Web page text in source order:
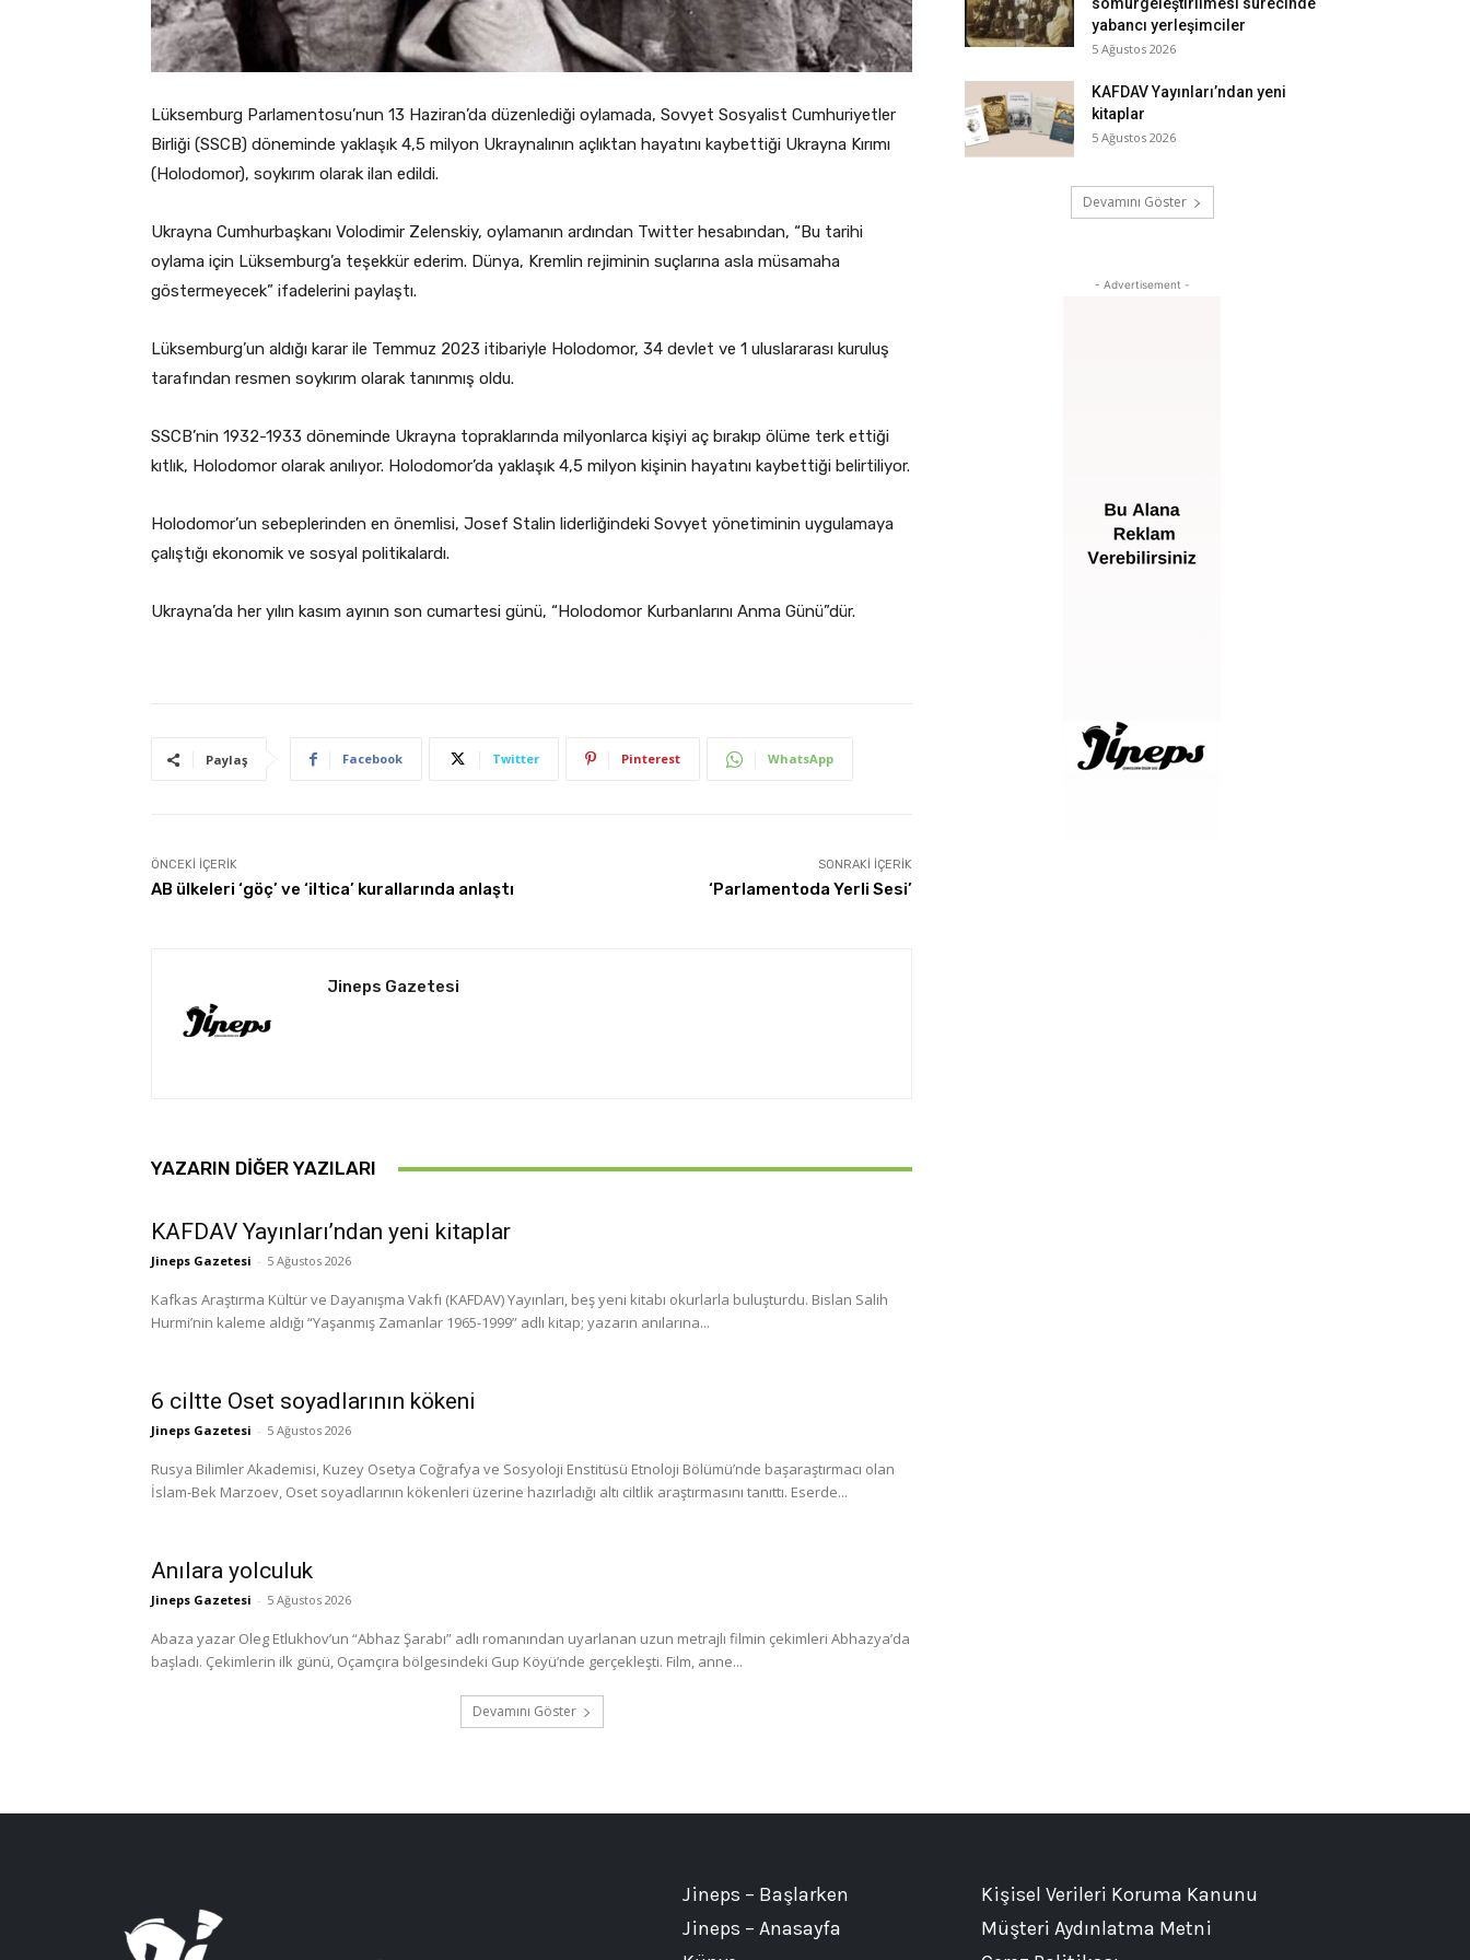
Lüksemburg Parlamentosu’nun 13 Haziran’da düzenlediği oylamada, Sovyet Sosyalist Cumhuriyetler
Birliği (SSCB) döneminde yaklaşık 4,5 milyon Ukraynalının açlıktan hayatını kaybettiği Ukrayna Kırımı
(Holodomor), soykırım olarak ilan edildi.
Ukrayna Cumhurbaşkanı Volodimir Zelenskiy, oylamanın ardından Twitter hesabından, “Bu tarihi
oylama için Lüksemburg’a teşekkür ederim. Dünya, Kremlin rejiminin suçlarına asla müsamaha
göstermeyecek” ifadelerini paylaştı.
Lüksemburg’un aldığı karar ile Temmuz 2023 itibariyle Holodomor, 34 devlet ve 1 uluslararası kuruluş
tarafından resmen soykırım olarak tanınmış oldu.
SSCB’nin 1932-1933 döneminde Ukrayna topraklarında milyonlarca kişiyi aç bırakıp ölüme terk ettiği
kıtlık, Holodomor olarak anılıyor. Holodomor’da yaklaşık 4,5 milyon kişinin hayatını kaybettiği belirtiliyor.
Holodomor’un sebeplerinden en önemlisi, Josef Stalin liderliğindeki Sovyet yönetiminin uygulamaya
çalıştığı ekonomik ve sosyal politikalardı.
Ukrayna’da her yılın kasım ayının son cumartesi günü, “Holodomor Kurbanlarını Anma Günü”dür.
Paylaş Facebook Twitter Pinterest WhatsApp
ÖNCEKI İÇERIK
AB ülkeleri ‘göç’ ve ‘iltica’ kurallarında anlaştı
SONRAKI İÇERIK
‘Parlamentoda Yerli Sesi’
Jineps Gazetesi
YAZARIN DIĞER YAZILARI
KAFDAV Yayınları’ndan yeni kitaplar
Jineps Gazetesi - 5 Ağustos 2026
Kafkas Araştırma Kültür ve Dayanışma Vakfı (KAFDAV) Yayınları, beş yeni kitabı okurlarla buluşturdu. Bislan Salih
Hurmi’nin kaleme aldığı “Yaşanmış Zamanlar 1965-1999” adlı kitap; yazarın anılarına...
6 ciltte Oset soyadlarının kökeni
Jineps Gazetesi - 5 Ağustos 2026
Rusya Bilimler Akademisi, Kuzey Osetya Coğrafya ve Sosyoloji Enstitüsü Etnoloji Bölümü’nde başaraştırmacı olan
İslam-Bek Marzoev, Oset soyadlarının kökenleri üzerine hazırladığı altı ciltlik araştırmasını tanıttı. Eserde...
Anılara yolculuk
Jineps Gazetesi - 5 Ağustos 2026
Abaza yazar Oleg Etlukhov’un “Abhaz Şarabı” adlı romanından uyarlanan uzun metrajlı filmin çekimleri Abhazya’da
başladı. Çekimlerin ilk günü, Oçamçıra bölgesindeki Gup Köyü’nde gerçekleşti. Film, anne...
Devamını Göster
yabancı yerleşimciler
5 Ağustos 2026
KAFDAV Yayınları’ndan yeni
kitaplar
5 Ağustos 2026
Devamını Göster
- Advertisement -
Jineps – Başlarken
Jineps – Anasayfa
Kişisel Verileri Koruma Kanunu
Müşteri Aydınlatma Metni